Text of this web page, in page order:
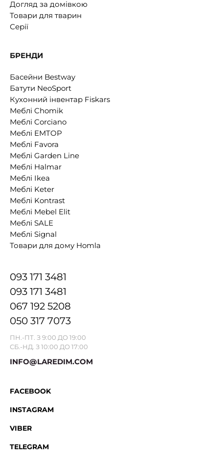
Догляд за домівкою
Товари для тварин
Серії
БРЕНДИ
Басейни Bestway
Батути NeoSport
Кухонний інвентар Fiskars
Меблі Chomik
Меблі Corciano
Меблі EMTOP
Меблі Favora
Меблі Garden Line
Меблі Halmar
Меблі Ikea
Меблі Keter
Меблі Kontrast
Меблі Mebel Elit
Меблі SALE
Меблі Signal
Товари для дому Homla
093 171 3481
093 171 3481
067 192 5208
050 317 7073
ПН.-ПТ. З 9:00 ДО 19:00
СБ.-НД. З 10:00 ДО 17:00
INFO@LAREDIM.COM
FACEBOOK
INSTAGRAM
VIBER
TELEGRAM